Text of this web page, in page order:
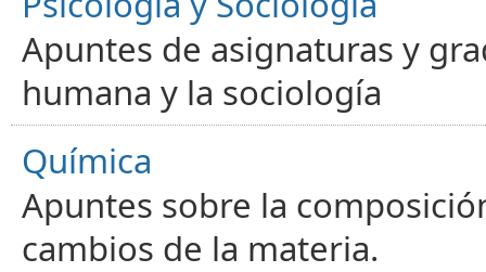
Apuntes de asignaturas y
humana y la sociología
Química
Apuntes sobre la
cambios de la materia.